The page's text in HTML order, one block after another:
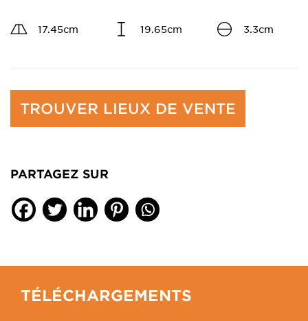
17.45cm 19.65cm 3.3cm
TROUVER LIEUX DE VENTE
PARTAGEZ SUR
TÉLÉCHARGEMENTS